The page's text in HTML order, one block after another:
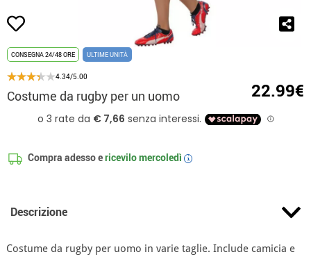
CONSEGNA 24/48 ORE ULTIME UNITÀ
4.34/5.00
Costume da rugby per un uomo 22.99€
Compra adesso ericevilomercoledì i
Descrizione
Costume da rugby per uomo in varie taglie. Include camicia e